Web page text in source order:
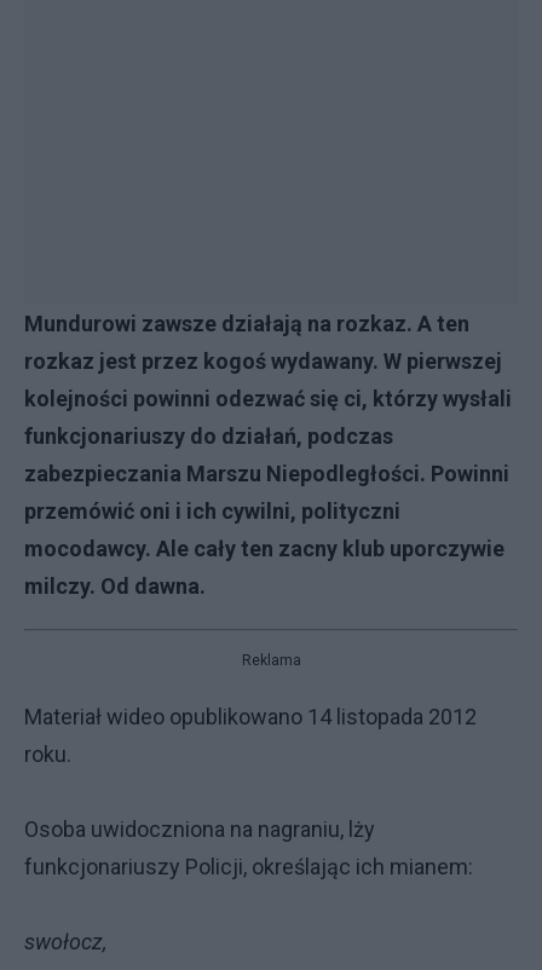
Mundurowi zawsze działają na rozkaz. A ten
rozkaz jest przez kogoś wydawany. W pierwszej
kolejności powinni odezwać się ci, którzy wysłali
funkcjonariuszy do działań, podczas
zabezpieczania Marszu Niepodległości. Powinni
przemówić oni i ich cywilni, polityczni
mocodawcy. Ale cały ten zacny klub uporczywie
milczy. Od dawna.
Reklama
Materiał wideo opublikowano 14 listopada 2012
roku.
Osoba uwidoczniona na nagraniu, lży
funkcjonariuszy Policji, określając ich mianem:
swołocz,